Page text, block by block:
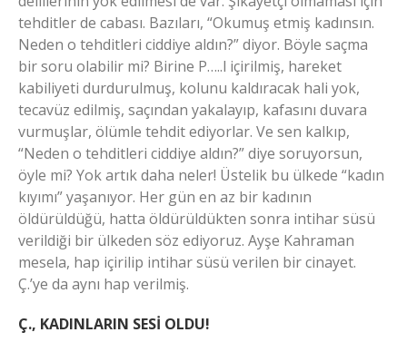
tehditler de cabası. Bazıları, “Okumuş etmiş kadınsın.
Neden o tehditleri ciddiye aldın?” diyor. Böyle saçma
bir soru olabilir mi? Birine P…..l içirilmiş, hareket
kabiliyeti durdurulmuş, kolunu kaldıracak hali yok,
tecavüz edilmiş, saçından yakalayıp, kafasını duvara
vurmuşlar, ölümle tehdit ediyorlar. Ve sen kalkıp,
“Neden o tehditleri ciddiye aldın?” diye soruyorsun,
öyle mi? Yok artık daha neler! Üstelik bu ülkede “kadın
kıyımı” yaşanıyor. Her gün en az bir kadının
öldürüldüğü, hatta öldürüldükten sonra intihar süsü
verildiği bir ülkeden söz ediyoruz. Ayşe Kahraman
mesela, hap içirilip intihar süsü verilen bir cinayet.
Ç.’ye da aynı hap verilmiş.
Ç., KADINLARIN SESİ OLDU!